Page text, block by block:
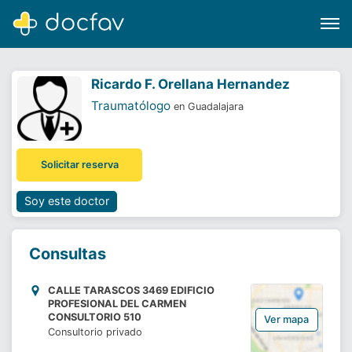
Software para clínicas
¿Eres un doctor?
Ricardo F. Orellana Hernandez
Traumatólogo en Guadalajara
Solicitar reserva
Soy este doctor
Consultas
CALLE TARASCOS 3469 EDIFICIO
PROFESIONAL DEL CARMEN
CONSULTORIO 510
Consultorio privado
Ver mapa